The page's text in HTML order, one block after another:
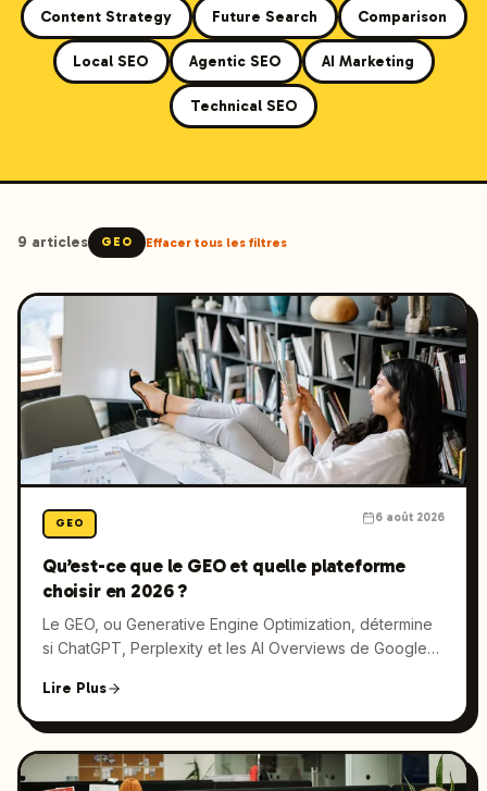
Content Strategy Future Search Comparison
Local SEO Agentic SEO AI Marketing
Technical SEO
9 articles GEO Effacer tous les filtres
GEO 6 août 2026
Qu’est-ce que le GEO et quelle plateforme
choisir en 2026 ?
Le GEO, ou Generative Engine Optimization, détermine
si ChatGPT, Perplexity et les AI Overviews de Google
Cette page pilier réunit les notions, formats et stratégies
indispensables pour déployer une démarche GEO
Lire Plus